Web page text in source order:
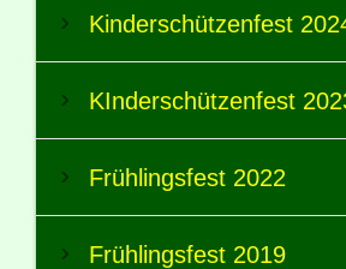
Kinderschützenfest
KInderschützenfest
Frühlingsfest 2022
Frühlingsfest 2019